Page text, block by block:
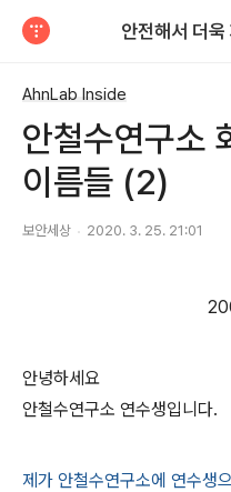
안전해서 더
AhnLab Inside
안철수연구소
이름들 (2)
보안세상 2020. 3. 25. 21:01
안녕하세요
안철수연구소 연수생입니다.
제가 안철수연구소에 연수생